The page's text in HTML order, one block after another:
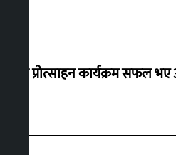
‘करदाता प्रोत्साहन कार्यक्रम सफल भए